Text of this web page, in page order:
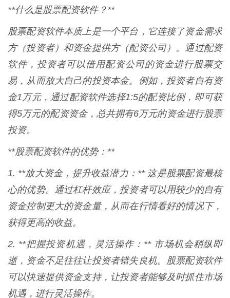
**什么是股票配资软件？**
股票配资软件本质上是一个平台，它连接了资金需求
方（投资者）和资金提供方（配资公司）。通过配资
软件，投资者可以借用配资公司的资金进行股票交
易，从而放大自己的投资本金。例如，投资者自有资
金1万元，通过配资软件选择1:5的配资比例，即可获
得5万元的配资资金，总共拥有6万元的资金进行股票
投资。
**股票配资软件的优势：**
1. **放大资金，提升收益潜力：** 这是股票配资最核
心的优势。通过杠杆效应，投资者可以用较少的自有
资金控制更大的资金量，从而在行情看好的情况下，
获得更高的收益。
2. **把握投资机遇，灵活操作：** 市场机会稍纵即
逝，资金不足往往让投资者错失良机。股票配资软件
可以快速提供资金支持，让投资者能够及时抓住市场
机遇，进行灵活操作。